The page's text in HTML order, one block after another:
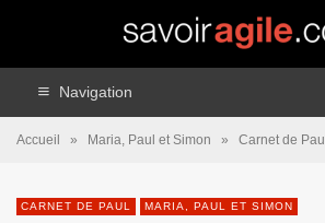
Navigation
Accueil » Maria, Paul et Simon » Carnet de Paul
CARNET DE PAUL MARIA, PAUL ET SIMON